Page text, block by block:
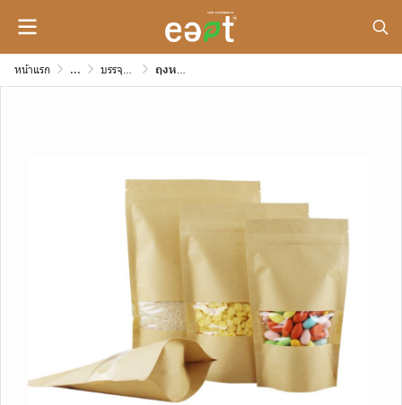
หน้าแรก ... บรรจุภัณฑ์กระดาษสำหรับขนม หรือของกิ๊ฟช็อปต่างๆ ถุงหน้าต่างซิปล็อค (ก้นตั้ง) ความหนา 300 mic